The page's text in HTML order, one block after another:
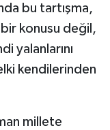
bu tartışma,
bir konusu değil,
yalanlarını
kendilerinden
millete